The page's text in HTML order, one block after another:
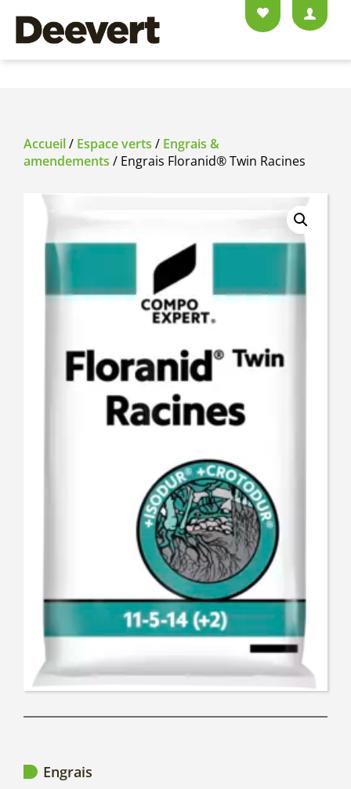
Accueil/ Espace verts / Engrais &
amendements / Engrais Floranid® Twin Racines
Engrais